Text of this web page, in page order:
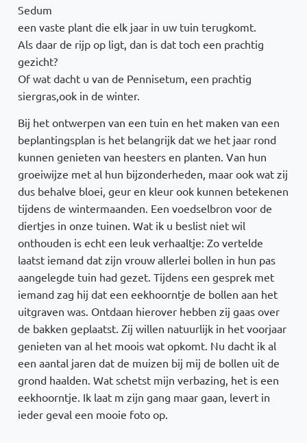
Sedum
een vaste plant die elk jaar in uw tuin terugkomt.
Als daar de rijp op ligt, dan is dat toch een prachtig
gezicht?
Of wat dacht u van de Pennisetum, een prachtig
siergras,ook in de winter.
Bij het ontwerpen van een tuin en het maken van een
beplantingsplan is het belangrijk dat we het jaar rond
kunnen genieten van heesters en planten. Van hun
groeiwijze met al hun bijzonderheden, maar ook wat zij
dus behalve bloei, geur en kleur ook kunnen betekenen
tijdens de wintermaanden. Een voedselbron voor de
diertjes in onze tuinen. Wat ik u beslist niet wil
onthouden is echt een leuk verhaaltje: Zo vertelde
laatst iemand dat zijn vrouw allerlei bollen in hun pas
aangelegde tuin had gezet. Tijdens een gesprek met
iemand zag hij dat een eekhoorntje de bollen aan het
uitgraven was. Ontdaan hierover hebben zij gaas over
de bakken geplaatst. Zij willen natuurlijk in het voorjaar
genieten van al het moois wat opkomt. Nu dacht ik al
een aantal jaren dat de muizen bij mij de bollen uit de
grond haalden. Wat schetst mijn verbazing, het is een
eekhoorntje. Ik laat m zijn gang maar gaan, levert in
ieder geval een mooie foto op.